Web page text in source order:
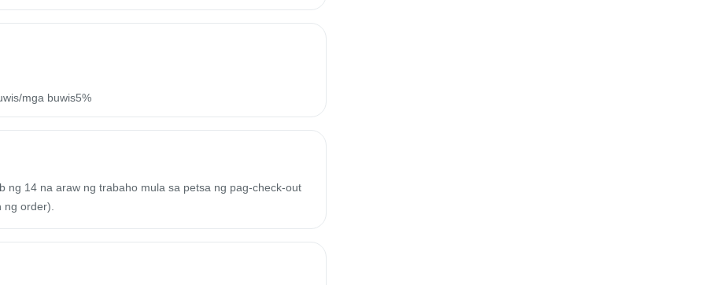
mga buwis5%
ng 14 na araw ng trabaho mula sa petsa ng pag-check-out
order).